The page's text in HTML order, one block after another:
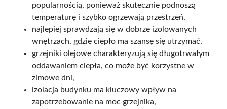
popularnością, ponieważ skutecznie podnoszą
temperaturę i szybko ogrzewają przestrzeń,
najlepiej sprawdzają się w dobrze izolowanych
wnętrzach, gdzie ciepło ma szansę się utrzymać,
grzejniki olejowe charakteryzują się długotrwałym
oddawaniem ciepła, co może być korzystne w
zimowe dni,
izolacja budynku ma kluczowy wpływ na
zapotrzebowanie na moc grzejnika,